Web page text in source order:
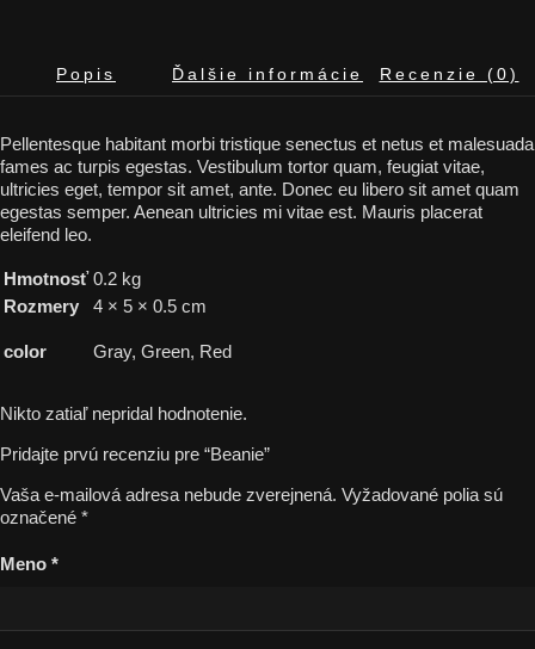
Popis Ďalšie informácie Recenzie (0)
Pellentesque habitant morbi tristique senectus et netus et malesuada
fames ac turpis egestas. Vestibulum tortor quam, feugiat vitae,
ultricies eget, tempor sit amet, ante. Donec eu libero sit amet quam
egestas semper. Aenean ultricies mi vitae est. Mauris placerat
eleifend leo.
Hmotnosť 0.2 kg
Rozmery
4 × 5 × 0.5 cm
color Gray, Green, Red
Nikto zatiaľ nepridal hodnotenie.
Pridajte prvú recenziu pre “Beanie”
Vaša e-mailová adresa nebude zverejnená. Vyžadované polia sú
označené *
Meno *